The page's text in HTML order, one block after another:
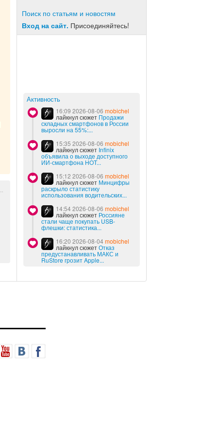
Поиск по статьям и новостям
Вход на сайт. Присоединяйтесь!
Активность
16:09 2026-08-06 mobichel
лайкнул сюжет Продажи
складных смартфонов в России
выросли на 55%:...
15:35 2026-08-06 mobichel
лайкнул сюжет Infinix
объявила о выходе доступного
ИИ-смартфона HOT...
15:12 2026-08-06 mobichel
лайкнул сюжет Минцифры
раскрыло статистику
использования водительских...
14:54 2026-08-06 mobichel
лайкнул сюжет Россияне
стали чаще покупать USB-
флешки: статистика...
16:20 2026-08-04mobichel
лайкнул сюжетОтказ
предустанавливать МАКС и
RuStore грозит Apple...